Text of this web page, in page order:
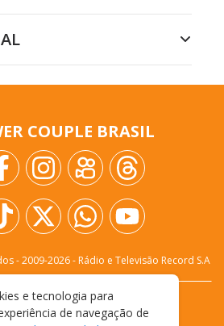
COUPLE BRASIL
- 2009-2026- Rádio e Televisão Record S.A
FALE CONOSCO
PRIVACIDADE
e tecnologia para
de navegação de